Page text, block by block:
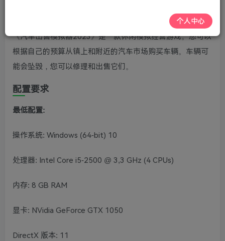
《汽车出售模拟器2023》是一款休闲模拟经营游戏。您可以
根据自己的预算从镇上和附近的汽车市场购买车辆。车辆可
能会坠毁，您可以修理和出售它们。
配置要求
最低配置:
操作系统: Windows (64-bit) 10
处理器: Intel Core i5-2500 @ 3,3 GHz (4 CPUs)
内存: 8 GB RAM
显卡: NVidia GeForce GTX 1050
DirectX 版本: 11
个人中心